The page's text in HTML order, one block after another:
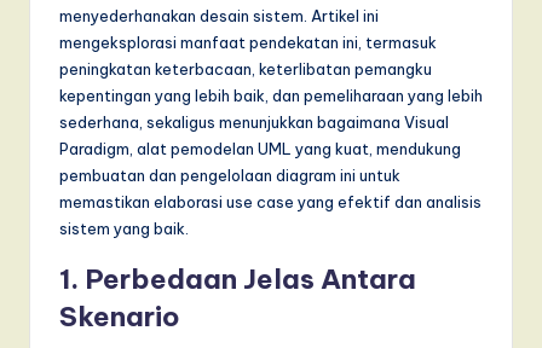
T
d
in
A
menyederhanakan desain sistem. Artikel ini
mengeksplorasi manfaat pendekatan ini, termasuk
peningkatan keterbacaan, keterlibatan pemangku
kepentingan yang lebih baik, dan pemeliharaan yang lebih
sederhana, sekaligus menunjukkan bagaimana Visual
Paradigm, alat pemodelan UML yang kuat, mendukung
pembuatan dan pengelolaan diagram ini untuk
memastikan elaborasi use case yang efektif dan analisis
sistem yang baik.
1. Perbedaan Jelas Antara
Skenario